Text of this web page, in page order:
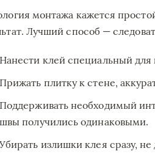
монтажа кажется
Лучший способ —
Нанести клей специальный
Прижать плитку к стене,
Поддерживать необходимый
швы получились одинаковыми.
Убирать излишки клея сразу,